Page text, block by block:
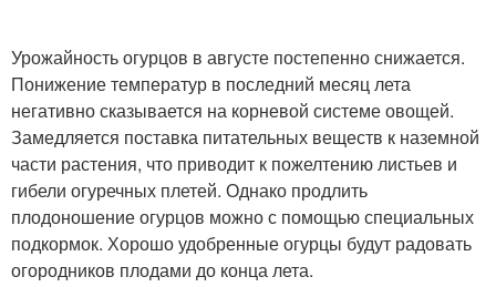
Урожайность огурцов в августе постепенно снижается.
Понижение температур в последний месяц лета
негативно сказывается на корневой системе овощей.
Замедляется поставка питательных веществ к наземной
части растения, что приводит к пожелтению листьев и
гибели огуречных плетей. Однако продлить
плодоношение огурцов можно с помощью специальных
подкормок. Хорошо удобренные огурцы будут радовать
огородников плодами до конца лета.